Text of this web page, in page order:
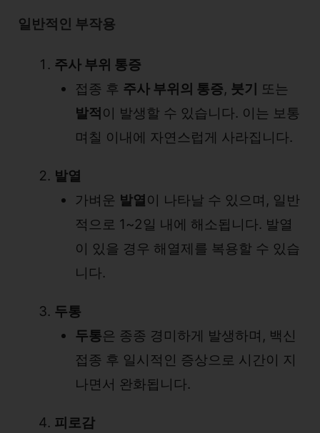
일반적인 부작용
주사 부위 통증
접종 후 주사 부위의 통증, 붓기
또는
발적 이 발생할 수 있습니다. 이는 보통
며칠 이내에 자연스럽게 사라집니다.
발열
가벼운 발열 이 나타날 수 있으며, 일반
적으로 1~2일 내에 해소됩니다. 발열
이 있을 경우 해열제를 복용할 수 있습
니다.
두통
두통은 종종 경미하게 발생하며, 백신
접종 후 일시적인 증상으로 시간이 지
나면서 완화됩니다.
피로감